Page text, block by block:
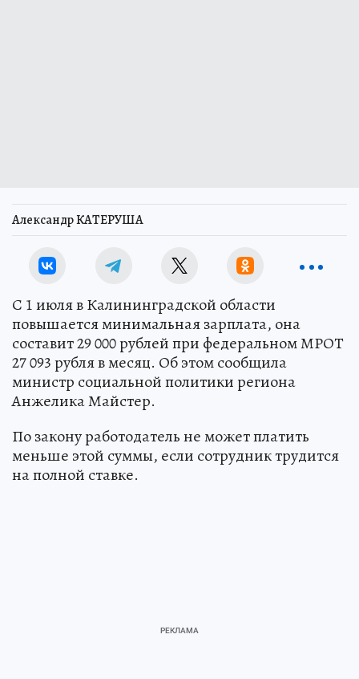
Александр КАТЕРУША
С 1 июля в Калининградской области
повышается минимальная зарплата, она
составит 29 000 рублей при федеральном МРОТ
27 093 рубля в месяц. Об этом сообщила
министр социальной политики региона
Анжелика Майстер.
По закону работодатель не может платить
меньше этой суммы, если сотрудник трудится
на полной ставке.